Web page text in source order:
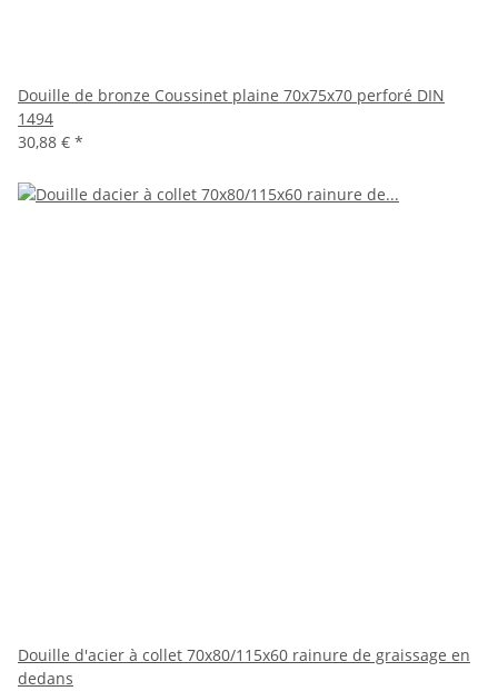
Douille de bronze Coussinet plaine 70x75x70 perforé DIN
1494
30,88 € *
Douille d'acier à collet 70x80/115x60 rainure de graissage en
dedans